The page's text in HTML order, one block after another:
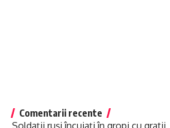
Comentarii recente